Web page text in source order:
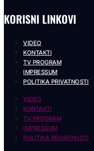
KORISNI LINKOVI
VIDEO
KONTAKTI
TV PROGRAM
IMPRESSUM
POLITIKA PRIVATNOSTI
VIDEO
KONTAKTI
TV PROGRAM
IMPRESSUM
POLITIKA PRIVATNOSTI